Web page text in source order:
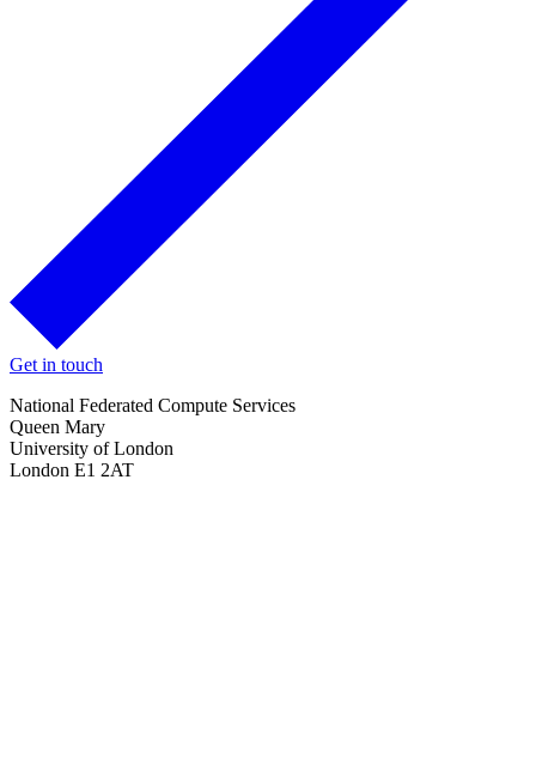
Get in touch
National Federated Compute Services
Queen Mary
University of London
London E1 2AT